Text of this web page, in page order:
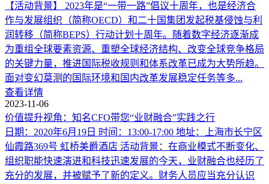
【活动背景】 2023年是“一带一路”倡议十周年，也是经济合
作与发展组织（简称OECD）和二十国集团发起税基侵蚀与利
润转移（简称BEPS）行动计划十周年。随着数字经济逐渐成
为重组全球要素资源、重塑全球经济结构、改变全球竞争格局
的关键力量，推进国际税收规则和体系改革已成为大势所趋。
面对变幻莫测的国际环境和国内改革发展稳定任务等多...
查看详情
2023-11-06
价值提升视角：知名CFO带您“业财融合”实践之行
日期：2020年6月19日 时间：13:00-17:00 地址：上海市长宁区
仙霞路369号 虹桥美爵酒店 活动背景：在商业模式不断变化、
组织职能快速演进和科技迅速发展的今天，业财融合也经历了
充分的发展，并被赋予了新的定义。财务人员应当充分认识